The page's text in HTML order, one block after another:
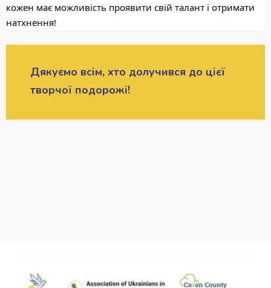
кожен має можливість проявити свій талант і отримати
натхнення!
Дякуємо всім, хто долучився до цієї
творчої подорожі!